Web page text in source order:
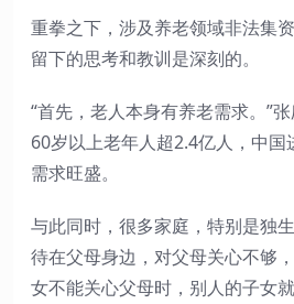
重拳之下，涉及养老领域非法集
留下的思考和教训是深刻的。
“首先，老人本身有养老需求。”
60岁以上老年人超2.4亿人，中
需求旺盛。
与此同时，很多家庭，特别是独
待在父母身边，对父母关心不够
女不能关心父母时，别人的子女